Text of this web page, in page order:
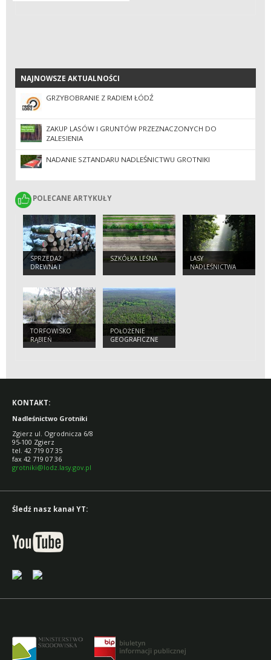
NAJNOWSZE AKTUALNOŚCI
NAJNOWSZE AKTUALNOŚCI
GRZYBOBRANIE Z RADIEM ŁÓDŹ
ZAKUP LASÓW I GRUNTÓW PRZEZNACZONYCH DO
ZALESIENIA
NADANIE SZTANDARU NADLEŚNICTWU GROTNIKI
POLECANE ARTYKUŁY
POLECANE ARTYKUŁY
SPRZEDAŻ
DREWNA I
SADZONEK
SZKÓŁKA LEŚNA
LASY
NADLEŚNICTWA
TORFOWISKO
RĄBIEŃ
POŁOŻENIE
GEOGRAFICZNE
KONTAKT:
Nadleśnictwo Grotniki
Zgierz ul. Ogrodnicza 6/8
95-100 Zgierz
tel. 42 719 07 35
fax 42 719 07 36
grotniki@lodz.lasy.gov.pl
Śledź nasz kanał YT: